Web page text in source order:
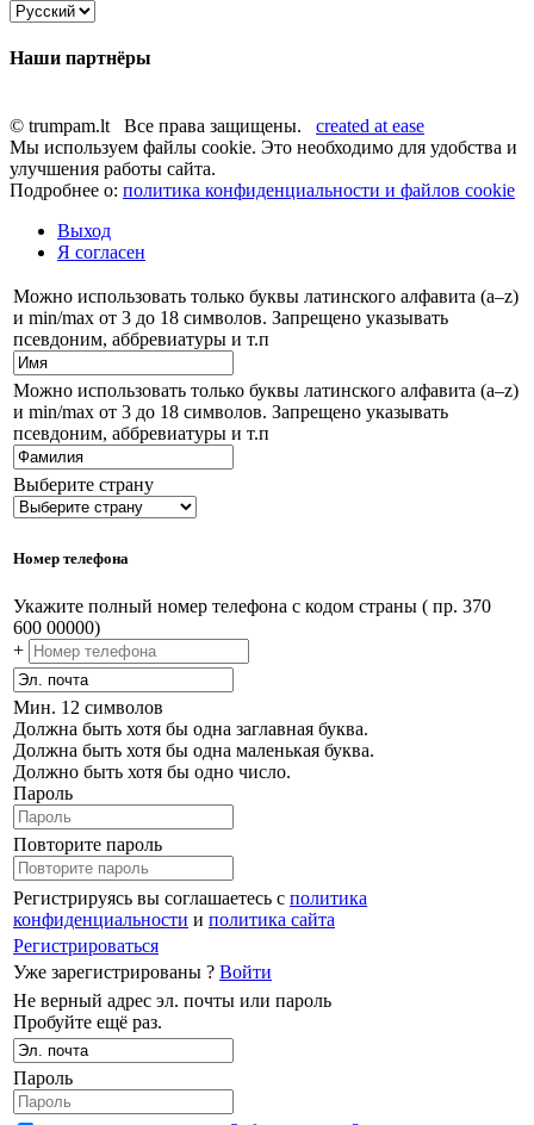
Наши партнёры
© trumpam.lt Все права защищены. created at ease
Мы используем файлы cookie. Это необходимо для удобства и
улучшения работы сайта.
Подробнее о: политика конфиденциальности и файлов cookie
Выход
Я согласен
Можно использовать только буквы латинского алфавита (a–z)
и min/max от 3 до 18 символов. Запрещено указывать
псевдоним, аббревиатуры и т.п
Можно использовать только буквы латинского алфавита (a–z)
и min/max от 3 до 18 символов. Запрещено указывать
псевдоним, аббревиатуры и т.п
Выберите страну
Номер телефона
Укажите полный номер телефона с кодом страны ( пр. 370
600 00000)
+
Мин. 12 символов
Должна быть хотя бы одна заглавная буква.
Должна быть хотя бы одна маленькая буква.
Должно быть хотя бы одно число.
Пароль
Повторите пароль
Регистрируясь вы соглашаетесь с политика
конфиденциальности и политика сайта
Регистрироваться
Уже зарегистрированы ? Войти
Не верный адрес эл. почты или пароль
Пробуйте ещё раз.
Пароль